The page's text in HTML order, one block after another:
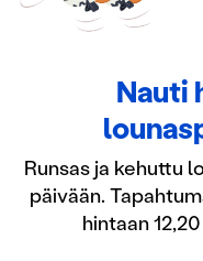
Nauti
Runsas ja kehuttu
päivään.
hintaan